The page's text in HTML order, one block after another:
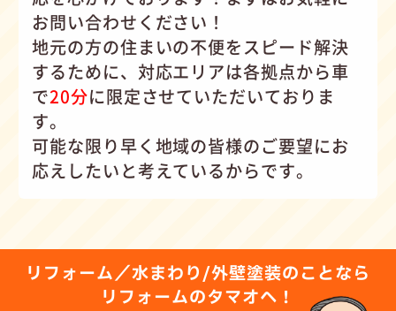
お問い合わせください！
地元の方の住まいの不便をスピード解決
するために、対応エリアは各拠点から車
で20分に限定させていただいておりま
す。
可能な限り早く地域の皆様のご要望にお
応えしたいと考えているからです。
リフォーム／水まわり/外壁塗装のことなら
リフォームのタマオへ！